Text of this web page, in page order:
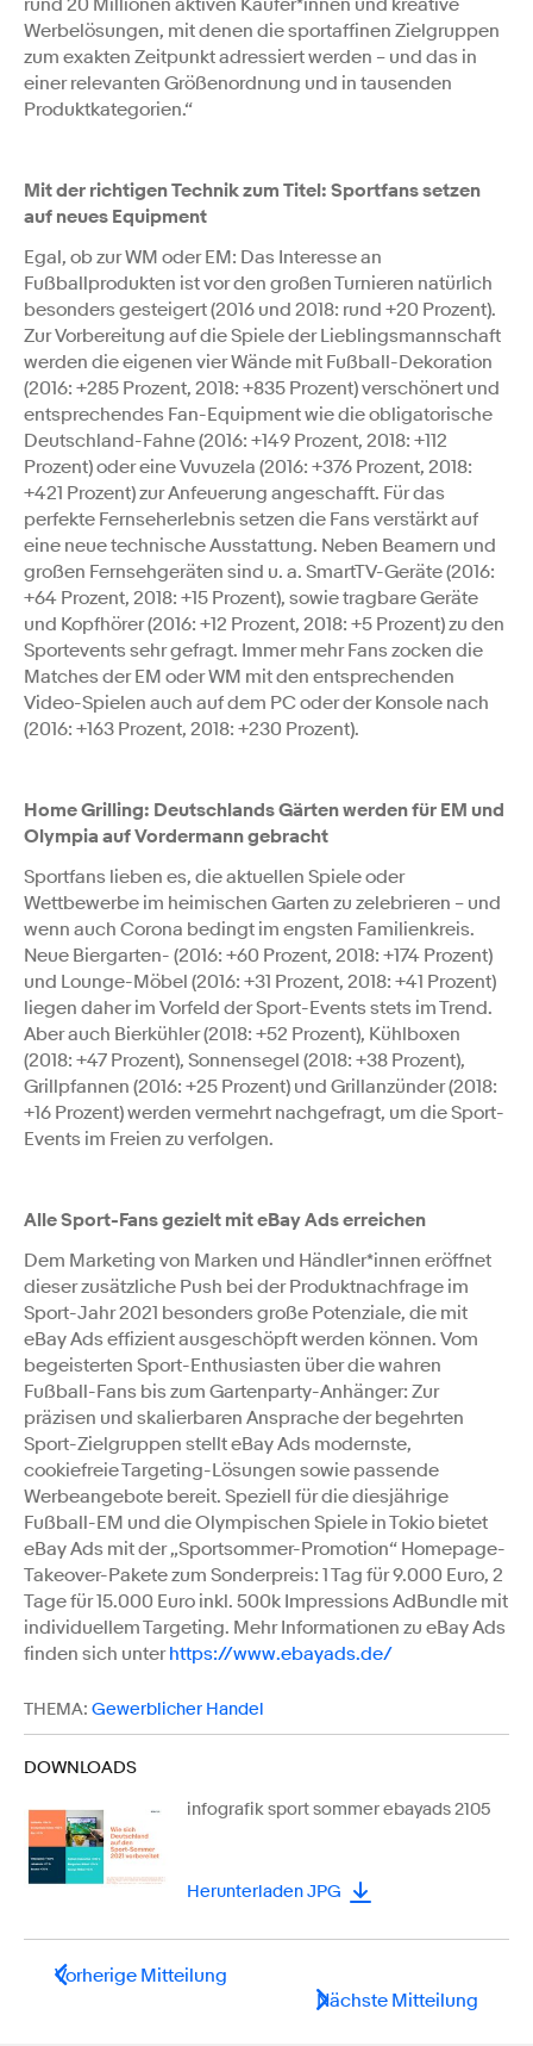
rund 20 Millionen aktiven Käufer*innen und kreative
Werbelösungen, mit denen die sportaffinen Zielgruppen
zum exakten Zeitpunkt adressiert werden – und das in
einer relevanten Größenordnung und in tausenden
Produktkategorien.“
Mit der richtigen Technik zum Titel: Sportfans setzen
auf neues Equipment
Egal, ob zur WM oder EM: Das Interesse an
Fußballprodukten ist vor den großen Turnieren natürlich
besonders gesteigert (2016 und 2018: rund +20 Prozent).
Zur Vorbereitung auf die Spiele der Lieblingsmannschaft
werden die eigenen vier Wände mit Fußball-Dekoration
(2016: +285 Prozent, 2018: +835 Prozent) verschönert und
entsprechendes Fan-Equipment wie die obligatorische
Deutschland-Fahne (2016: +149 Prozent, 2018: +112
Prozent) oder eine Vuvuzela (2016: +376 Prozent, 2018:
+421 Prozent) zur Anfeuerung angeschafft. Für das
perfekte Fernseherlebnis setzen die Fans verstärkt auf
eine neue technische Ausstattung. Neben Beamern und
großen Fernsehgeräten sind u. a. SmartTV-Geräte (2016:
+64 Prozent, 2018: +15 Prozent), sowie tragbare Geräte
und Kopfhörer (2016: +12 Prozent, 2018: +5 Prozent) zu den
Sportevents sehr gefragt. Immer mehr Fans zocken die
Matches der EM oder WM mit den entsprechenden
Video-Spielen auch auf dem PC oder der Konsole nach
(2016: +163 Prozent, 2018: +230 Prozent).
Home Grilling: Deutschlands Gärten werden für EM und
Olympia auf Vordermann gebracht
Sportfans lieben es, die aktuellen Spiele oder
Wettbewerbe im heimischen Garten zu zelebrieren – und
wenn auch Corona bedingt im engsten Familienkreis.
Neue Biergarten- (2016: +60 Prozent, 2018: +174 Prozent)
und Lounge-Möbel (2016: +31 Prozent, 2018: +41 Prozent)
liegen daher im Vorfeld der Sport-Events stets im Trend.
Aber auch Bierkühler (2018: +52 Prozent), Kühlboxen
(2018: +47 Prozent), Sonnensegel (2018: +38 Prozent),
Grillpfannen (2016: +25 Prozent) und Grillanzünder (2018:
+16 Prozent) werden vermehrt nachgefragt, um die Sport-
Events im Freien zu verfolgen.
Alle Sport-Fans gezielt mit eBay Ads erreichen
Dem Marketing von Marken und Händler*innen eröffnet
dieser zusätzliche Push bei der Produktnachfrage im
Sport-Jahr 2021 besonders große Potenziale, die mit
eBay Ads effizient ausgeschöpft werden können. Vom
begeisterten Sport-Enthusiasten über die wahren
Fußball-Fans bis zum Gartenparty-Anhänger: Zur
präzisen und skalierbaren Ansprache der begehrten
Sport-Zielgruppen stellt eBay Ads modernste,
cookiefreie Targeting-Lösungen sowie passende
Werbeangebote bereit. Speziell für die diesjährige
Fußball-EM und die Olympischen Spiele in Tokio bietet
eBay Ads mit der „Sportsommer-Promotion“ Homepage-
Takeover-Pakete zum Sonderpreis: 1 Tag für 9.000 Euro, 2
Tage für 15.000 Euro inkl. 500k Impressions AdBundle mit
individuellem Targeting. Mehr Informationen zu eBay Ads
finden sich unterhttps://www.ebayads.de/
THEMA: Gewerblicher Handel
DOWNLOADS
infografik sport sommer ebayads 2105
Herunterladen JPG
Vorherige Mitteilung
Nächste Mitteilung